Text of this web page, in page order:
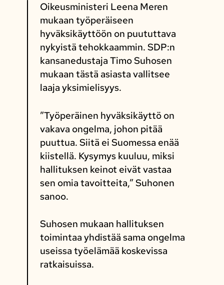
Oikeusministeri Leena Meren
mukaan työperäiseen
hyväksikäyttöön on puututtava
nykyistä tehokkaammin. SDP:n
kansanedustaja Timo Suhosen
mukaan tästä asiasta vallitsee
laaja yksimielisyys.
”Työperäinen hyväksikäyttö on
vakava ongelma, johon pitää
puuttua. Siitä ei Suomessa enää
kiistellä. Kysymys kuuluu, miksi
hallituksen keinot eivät vastaa
sen omia tavoitteita,” Suhonen
sanoo.
Suhosen mukaan hallituksen
toimintaa yhdistää sama ongelma
useissa työelämää koskevissa
ratkaisuissa.